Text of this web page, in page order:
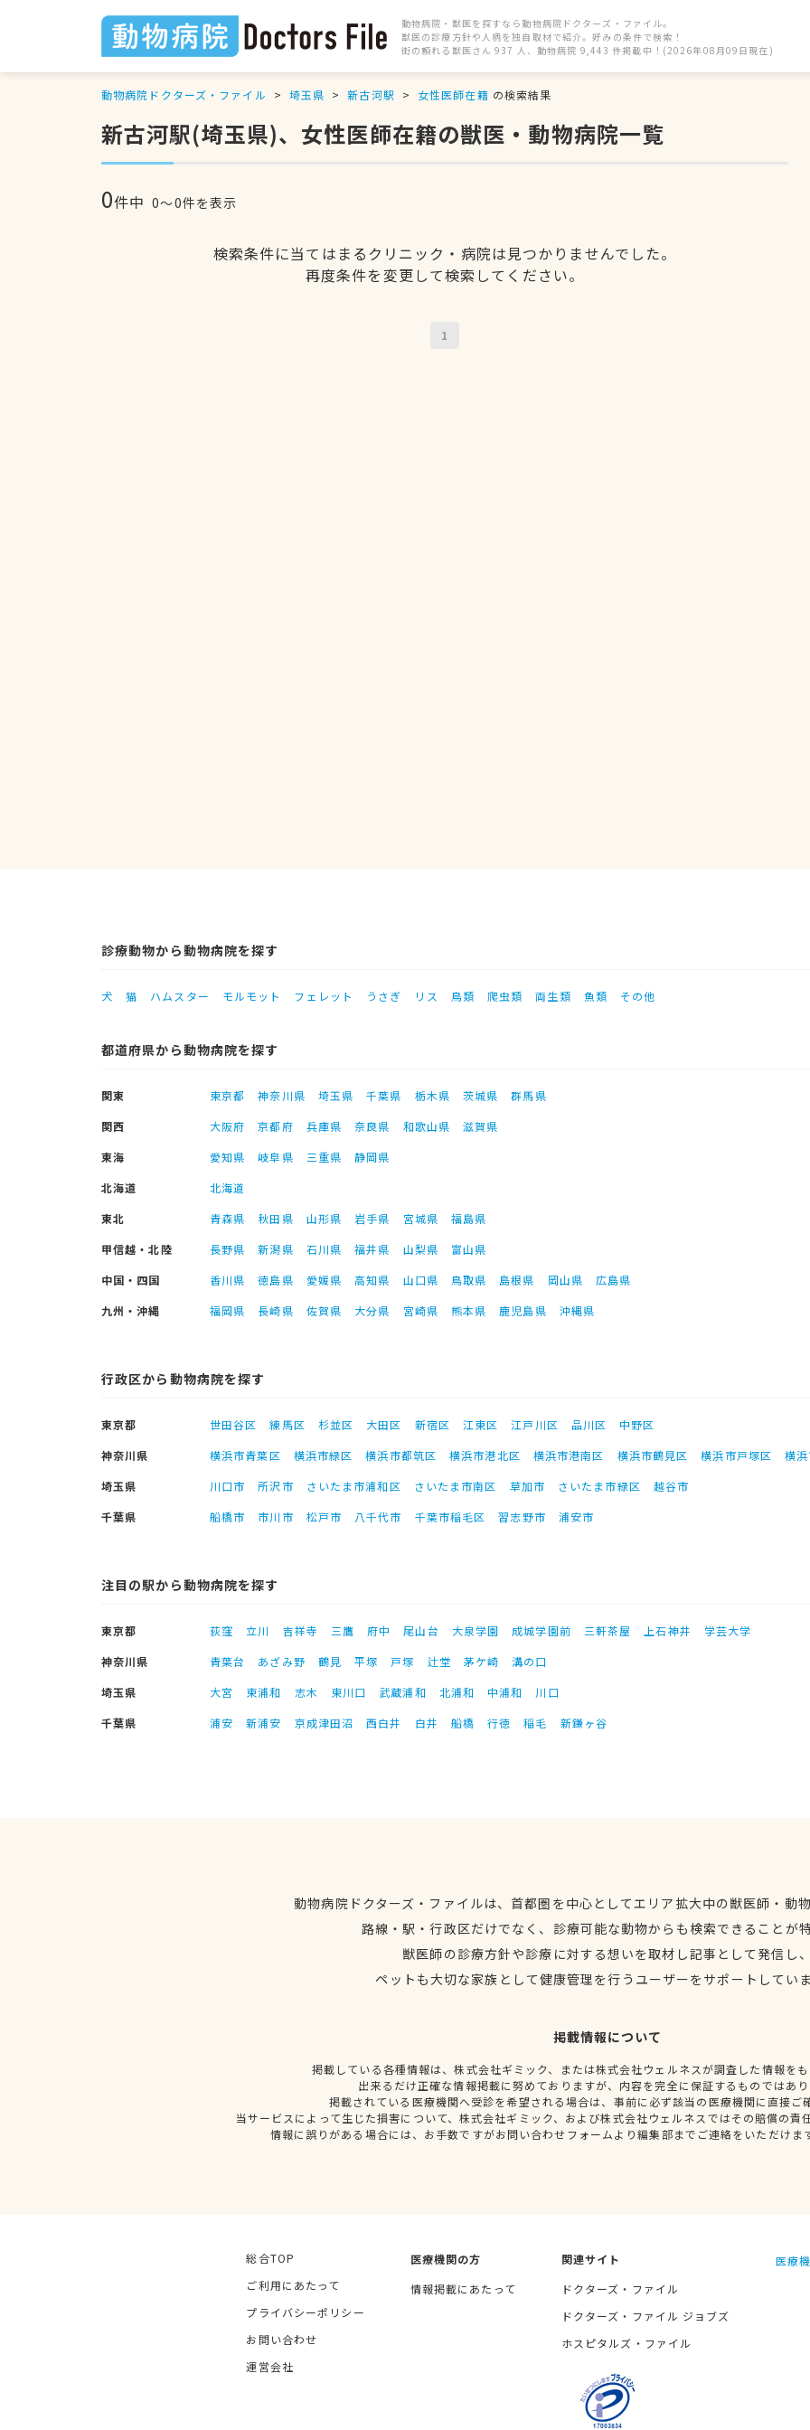
動物病院・獣医を探すなら動物病院ドクターズ・ファイル。
獣医の診療方針や人柄を独自取材で紹介。好みの条件で検索！
街の頼れる獣医さん 937 人、動物病院 9,443 件掲載中！(2026年08月09日現在)
動物病院ドクターズ・ファイル 埼玉県 新古河駅 女性医師在籍 の検索結果
新古河駅(埼玉県)、女性医師在籍の獣医・動物病院一覧
0件中 0〜0件を表示
検索条件に当てはまるクリニック・病院は見つかりませんでした。
再度条件を変更して検索してください。
1
診療動物から動物病院を探す
犬 猫 ハムスター モルモット フェレット うさぎ リス 鳥類 爬虫類 両生類 魚類 その他
都道府県から動物病院を探す
関東 東京都 神奈川県 埼玉県 千葉県 栃木県 茨城県
群馬県
関西
大阪府 京都府 兵庫県 奈良県 和歌山県
滋賀県
東海
愛知県 岐阜県 三重県
静岡県
北海道
北海道
東北
青森県 秋田県 山形県 岩手県 宮城県
福島県
甲信越・北陸
長野県 新潟県 石川県 福井県 山梨県
富山県
中国・四国
香川県 徳島県 愛媛県 高知県 山口県 鳥取県 島根県 岡山県
広島県
九州・沖縄
福岡県 長崎県 佐賀県 大分県 宮崎県 熊本県 鹿児島県 沖縄県
行政区から動物病院を探す
東京都 世田谷区 練馬区 杉並区 大田区 新宿区 江東区 江戸川区 品川区
中野区
神奈川県
横浜市青葉区 横浜市緑区 横浜市都筑区 横浜市港北区 横浜市港南区 横浜市鶴見区 横浜市戸塚区
横
埼玉県
川口市 所沢市 さいたま市浦和区 さいたま市南区 草加市 さいたま市緑区
越谷市
千葉県
船橋市 市川市 松戸市 八千代市 千葉市稲毛区 習志野市 浦安市
注目の駅から動物病院を探す
東京都 荻窪 立川 吉祥寺 三鷹 府中 尾山台 大泉学園 成城学園前 三軒茶屋 上石神井
学芸大学
神奈川県
青葉台 あざみ野 鶴見 平塚 戸塚 辻堂 茅ケ崎
溝の口
埼玉県
大宮 東浦和 志木 東川口 武蔵浦和 北浦和 中浦和
川口
千葉県
浦安 新浦安 京成津田沼 西白井 白井 船橋 行徳 稲毛 新鎌ヶ谷
動物病院ドクターズ・ファイルは、首都圏を中心としてエリア拡大中の獣医師・動
路線・駅・行政区だけでなく、診療可能な動物からも検索できることが
獣医師の診療方針や診療に対する想いを取材し記事として発信し
ペットも大切な家族として健康管理を行うユーザーをサポートしてい
掲載情報について
掲載している各種情報は、株式会社ギミック、または株式会社ウェルネスが調査した情報を
出来るだけ正確な情報掲載に努めておりますが、内容を完全に保証するものではあ
掲載されている医療機関へ受診を希望される場合は、事前に必ず該当の医療機関に直接ご
当サービスによって生じた損害について、株式会社ギミック、および株式会社ウェルネスではその賠償の責
情報に誤りがある場合には、お手数ですがお問い合わせフォームより編集部までご連絡をいただけま
総合TOP
ご利用にあたって
プライバシーポリシー
お問い合わせ
運営会社
医療機関の方
情報掲載にあたって
関連サイト
ドクターズ・ファイル
ドクターズ・ファイル ジョブズ
ホスピタルズ・ファイル
医療